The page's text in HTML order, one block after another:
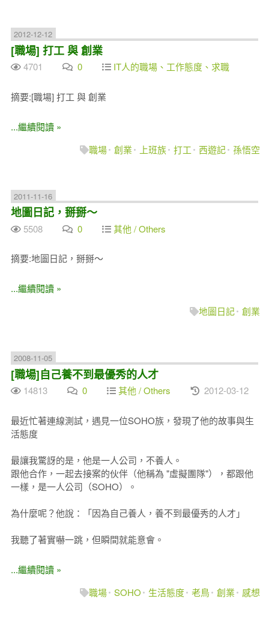
2012-12-12
[職場] 打工 與 創業
4701 0 IT人的職場、工作態度、求職
摘要:[職場] 打工 與 創業
...繼續閱讀 »
職場 創業 上班族 打工 西遊記 孫悟空
2011-11-16
地圖日記，掰掰～
5508 0 其他 / Others
摘要:地圖日記，掰掰～
...繼續閱讀 »
地圖日記 創業
2008-11-05
[職場]自己養不到最優秀的人才
14813 0 其他 / Others 2012-03-12
最近忙著連線測試，遇見一位SOHO族，發現了他的故事與生
活態度
最讓我驚訝的是，他是一人公司，不養人。
跟他合作，一起去接案的伙伴（他稱為 "虛擬團隊"），都跟他
一樣，是一人公司（SOHO）。
為什麼呢？他說：「因為自己養人，養不到最優秀的人才」
我聽了著實嚇一跳，但瞬間就能意會。
...繼續閱讀 »
職場 SOHO 生活態度 老鳥 創業 感想